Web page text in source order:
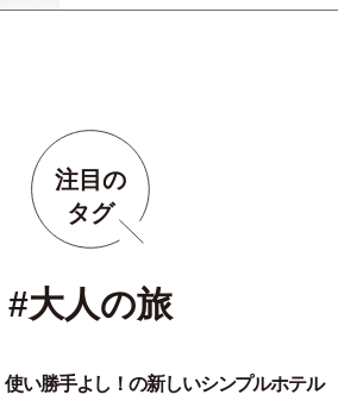
品アイスクリーム
注目の
タグ
#大人の旅
使い勝手よし！の新しいシンプルホテル